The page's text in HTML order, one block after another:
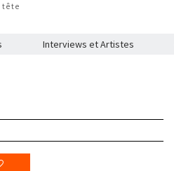
tête
Interviews et Artistes